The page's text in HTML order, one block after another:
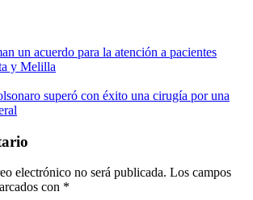
un acuerdo para la atención a pacientes
y Melilla
superó con éxito una cirugía por una
electrónico no será publicada. Los campos
con *